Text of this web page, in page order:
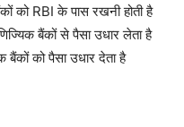
को RBI के पास रखनी होती है
बैंकों से पैसा उधार लेता है
बैंकों को पैसा उधार देता है